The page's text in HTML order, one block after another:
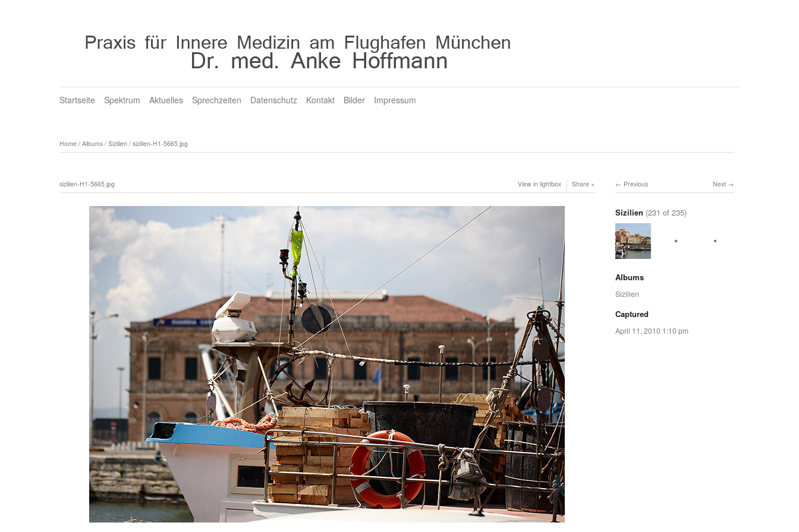
Startseite Spektrum Aktuelles Sprechzeiten Datenschutz Kontakt Bilder Impressum
Home/ Albums/ Sizilien / sizilien-H1-5665.jpg
sizilien-H1-5665.jpg View in lightbox Share Next
Previous
Sizilien (231 of 235)
Albums
Sizilien
Captured
April 11, 2010 1:10 pm